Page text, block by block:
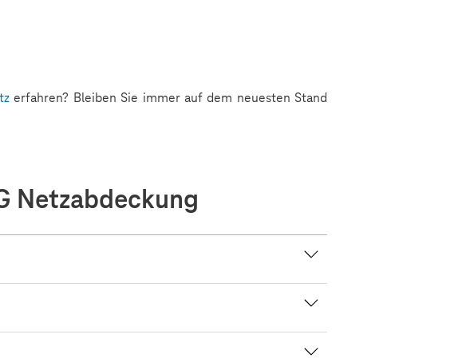
erfahren? Bleiben Sie immer auf dem neuesten Stand
Netzabdeckung